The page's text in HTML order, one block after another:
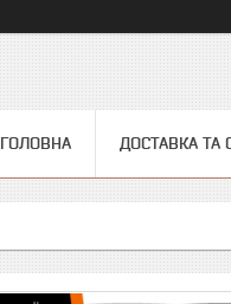
ГОЛОВНА ДОСТАВКА ТА